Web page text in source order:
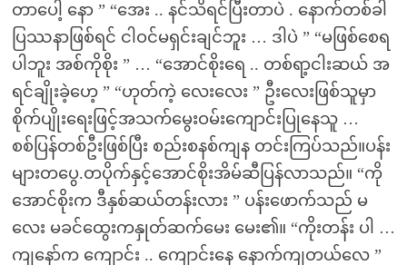
တာပေါ့ နော ” “အေး .. နင်သိရင်ပြီးတာပဲ . နောက်တစ်ခါ
ပြဿနာဖြစ်ရင် ငါဝင်မရှင်းချင်ဘူး … ဒါပဲ ” “မဖြစ်စေရ
ပါဘူး အစ်ကိုစိုး ” … “အောင်စိုးရေ .. တစ်ရာ့ငါးဆယ် အ
ရင်ချိုးခဲ့ဟေ့ ” “ဟုတ်ကဲ့ လေးလေး ” ဦးလေးဖြစ်သူမှာ
စိုက်ပျိုးရေးဖြင့်အသက်မွေးဝမ်းကျောင်းပြုနေသူ …
စစ်ပြန်တစ်ဦးဖြစ်ပြီး စည်းစနစ်ကျန တင်းကြပ်သည်။ပန်း
များတပွေ.တပိုက်နှင့်အောင်စိုးအိမ်ဆီပြန်လာသည်။ “ကို
အောင်စိုးက ဒီနှစ်ဆယ်တန်းလား ” ပန်းဖောက်သည် မ
လေး မခင်ထွေးကနှုတ်ဆက်မေး မေး၏။ “ကိုးတန်း ပါ …
ကျနော်က ကျောင်း .. ကျောင်းနေ နောက်ကျတယ်လေ ”